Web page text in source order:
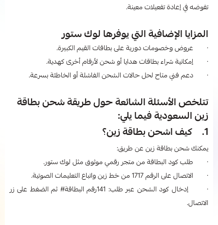
تفوضه في إعادة تفعيلات معينة.
المزايا الإضافية التي يوفرها لوك ستور
· عروض وخصومات دورية على بطاقات القيم الكبيرة.
· إمكانية شراء بطاقات هدايا أو شحن لأرقام أخرى كهدية.
· دعم فني متاح لحل حالات الشحن الفاشلة أو الخاطئة بسرعة.
تتلخص الأسئلة الشائعة حول طريقة شحن بطاقة
زين السعودية فيما يلي:
1. كيف اشحن بطاقة زين؟
يمكنك شحن بطاقة زين عن طريق:
· طلب كود البطاقة من متجر رقمي موثوق مثل لوك ستور.
· الاتصال على الرقم 1717 من خط زين واتباع التعليمات الصوتية.
· إدخال كود الشحن عبر طلب: 141رقم البطاقة# ثم الضغط على زر
الاتصال.